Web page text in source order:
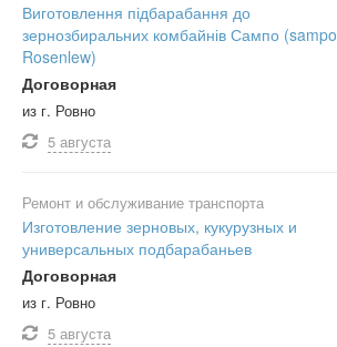
Виготовлення підбарабання до
зернозбиральних комбайнів Сампо (sampo
Rosenlew)
Договорная
из г. Ровно
5 августа
Ремонт и обслуживание транспорта
Изготовление зерновых, кукурузных и
универсальных подбарабаньев
Договорная
из г. Ровно
5 августа